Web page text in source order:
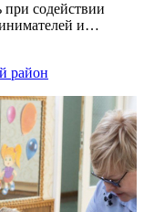
при содействии
и
район